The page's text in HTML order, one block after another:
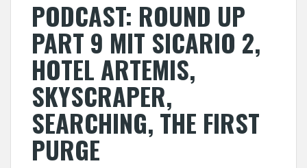
PODCAST: ROUND UP
PART 9 MIT SICARIO 2,
HOTEL ARTEMIS,
SKYSCRAPER,
SEARCHING, THE FIRST
PURGE